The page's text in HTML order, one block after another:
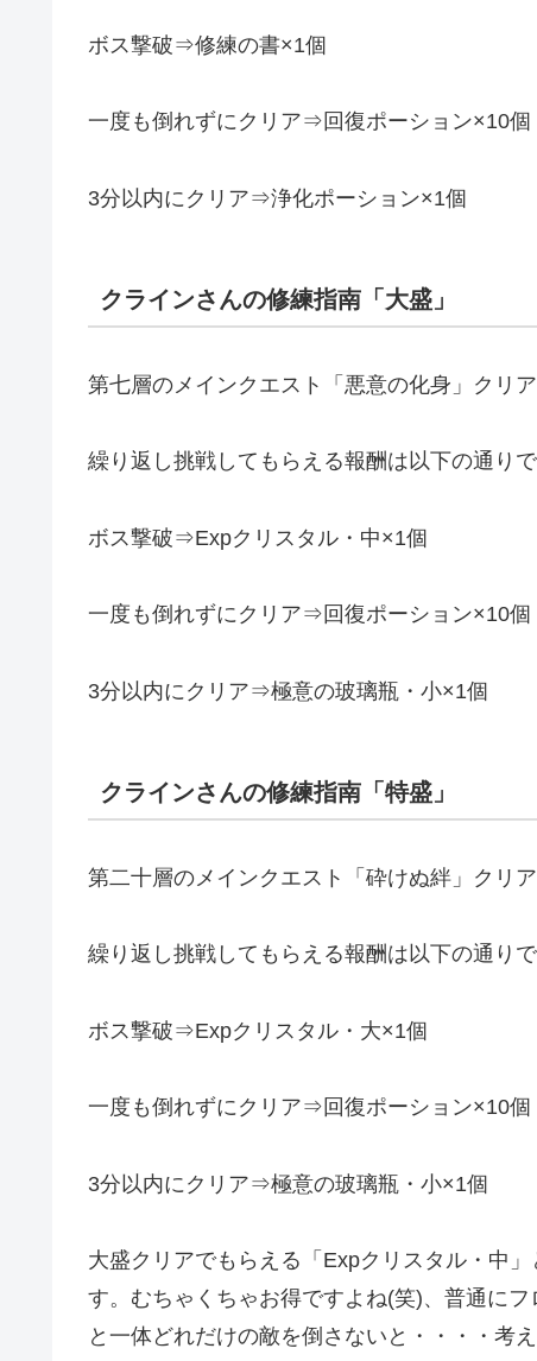
ボス撃破⇒修練の書×1個
一度も倒れずにクリア⇒回復ポーション×10個
3分以内にクリア⇒浄化ポーション×1個
クラインさんの修練指南「大盛」
第七層のメインクエスト「悪意の化身」クリ
繰り返し挑戦してもらえる報酬は以下の通り
ボス撃破⇒Expクリスタル・中×1個
一度も倒れずにクリア⇒回復ポーション×10個
3分以内にクリア⇒極意の玻璃瓶・小×1個
クラインさんの修練指南「特盛」
第二十層のメインクエスト「砕けぬ絆」クリ
繰り返し挑戦してもらえる報酬は以下の通り
ボス撃破⇒Expクリスタル・大×1個
一度も倒れずにクリア⇒回復ポーション×10個
3分以内にクリア⇒極意の玻璃瓶・小×1個
大盛クリアでもらえる「Expクリスタル・中
す。むちゃくちゃお得ですよね(笑)、普通に
と一体どれだけの敵を倒さないと・・・・考